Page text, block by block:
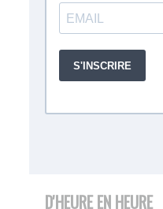
D'HEURE EN HEURE